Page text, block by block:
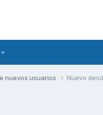
nuevos usuarios Nuevo